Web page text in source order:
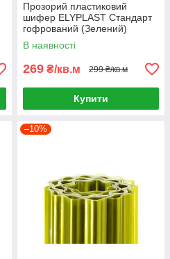
Прозорий пластиковий
шифер ELYPLAST Стандарт
гофрований (Зелений)
В наявності
269 ₴/кв.м 299 ₴/кв.м
Купити
–10%